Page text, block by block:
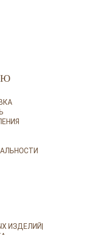
ИЗДЕЛИЙ|